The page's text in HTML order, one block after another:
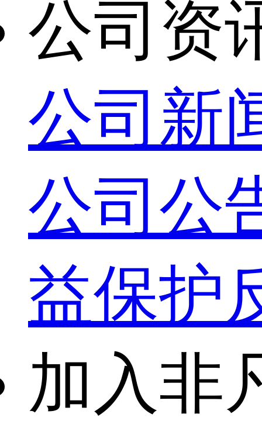
公司资
公司新
公司公
益保护
加入非